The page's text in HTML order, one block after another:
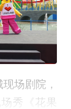
场剧院，
秀《花果